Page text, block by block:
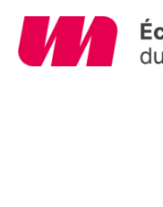
Aller
contenu